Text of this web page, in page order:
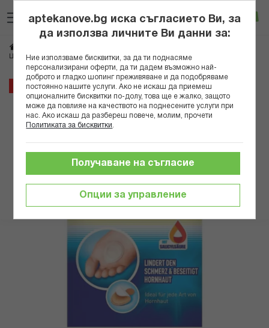
към
съдържанието
Вход
ШОЛ ПЛАСТИР ЗА ПРЕМАХВАНЕ НА МАЗОЛИ 4803002
10%
Преминете
края
aptekanove.bg иска съгласието Ви, за
да използва личните Ви данни за:
Ние използваме бисквитки, за да ти поднасяме
персонализирани оферти, да ти дадем възможно най-
доброто и гладко шопинг преживяване и да подобряваме
постоянно нашите услуги. Ако не искаш да приемеш
опционалните бисквитки по-долу, това ще е жалко, защото
може да повлияе на качеството на поднесените услуги при
нас. Ако искаш да разбереш повече, молим, прочети
Политиката за бисквитки
Опции за управление
Получаване на съгласие